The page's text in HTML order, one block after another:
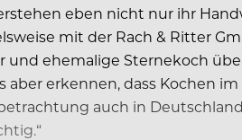
eben nicht nur ihr
mit der Rach & Ritter
und ehemalige Sternekoch
erkennen, dass Kochen
auch in